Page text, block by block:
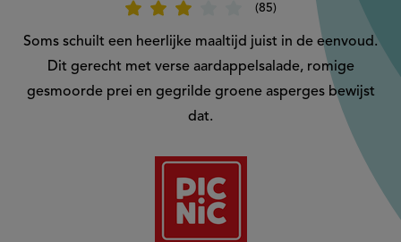
85
'Gegrilde
groene
asperges
met
gesmoorde
prei
aardappelsalade'
Soms schuilt een heerlijke maaltijd juist in de eenvoud.
Dit gerecht met verse aardappelsalade, romige
gesmoorde prei en gegrilde groene asperges bewijst
dat.
Aangeboden
door: